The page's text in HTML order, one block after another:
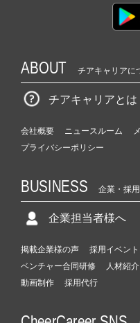
ABOUT チアキャリアに
チアキャリアとは
会社概要 ニュースルーム
プライバシーポリシー
BUSINESS 企業・採
企業担当者様へ
掲載企業様の声 採用イベント
ベンチャー合同研修
人材紹介
動画制作
採用代行